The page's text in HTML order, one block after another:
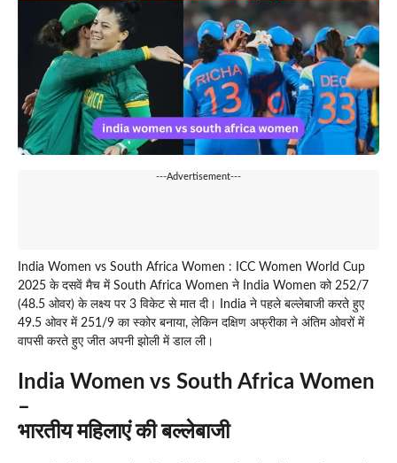
---Advertisement---
India Women vs South Africa Women : ICC Women World Cup
2025 के दसवें मैच में South Africa Women ने India Women को 252/7
(48.5 ओवर) के लक्ष्य पर 3 विकेट से मात दी। India ने पहले बल्लेबाजी करते हुए
49.5 ओवर में 251/9 का स्कोर बनाया, लेकिन दक्षिण अफ्रीका ने अंतिम ओवरों में
वापसी करते हुए जीत अपनी झोली में डाल ली।
India Women vs South Africa Women
–
भारतीय महिलाएं की बल्लेबाजी